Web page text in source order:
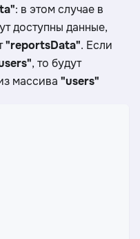
: в этом случае в
доступны данные,
"reportsData". Если
, то будут
массива "users"